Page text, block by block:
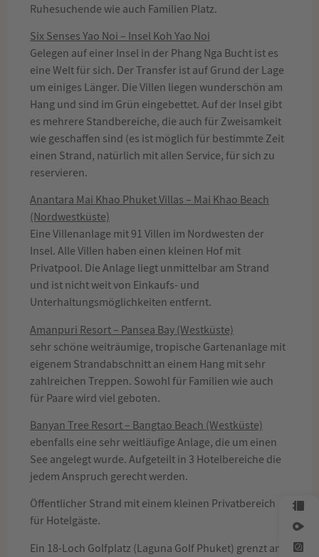
Ruhesuchende wie auch Familien Platz.
Six Senses Yao Noi – Insel Koh Yao Noi
Gelegen auf einer Insel in der Phang Nga Bucht ist es
eine Welt für sich. Der Transfer ist auf Grund der Lage
um einiges Länger. Die Villen liegen wunderschön am
Hang und sind im Grün eingebettet. Auf der Insel gibt
es mehrere Standbereiche, die auch für Zweisamkeit
wie geschaffen sind (es ist möglich für bestimmte Zeit
einen Strand, natürlich mit allen Service, für sich zu
reservieren.
Anantara Mai Khao Phuket Villas – Mai Khao Beach
(Nordwestküste)
Eine Villenanlage mit 91 Villen im Nordwesten der
Insel. Alle Villen haben einen kleinen Hof mit
Privatpool. Die Anlage liegt unmittelbar am Strand
und ist nicht weit von Einkaufs- und
Unterhaltungsmöglichkeiten entfernt.
Amanpuri Resort – Pansea Bay (Westküste)
sehr schöne weiträumige, tropische Gartenanlage mit
eigenem Strandabschnitt an einem Hang mit sehr
zahlreichen Treppen. Sowohl für Familien wie auch
für Paare wird viel geboten.
Banyan Tree Resort – Bangtao Beach (Westküste)
ebenfalls eine sehr weitläufige Anlage, die um einen
See angelegt wurde. Aufgeteilt in 3 Hotelbereiche die
jedem Anspruch gerecht werden.
Öffentlicher Strand mit einem kleinen Privatbereich
für Hotelgäste.
Ein 18-Loch Golfplatz (Laguna Golf Phuket) grenzt an